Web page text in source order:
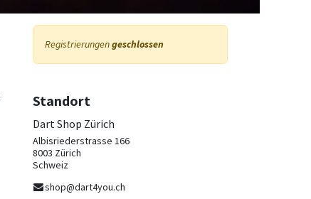
Registrierungengeschlossen
Standort
Dart Shop Zürich
Albisriederstrasse 166
8003 Zürich
Schweiz
shop@dart4you.ch